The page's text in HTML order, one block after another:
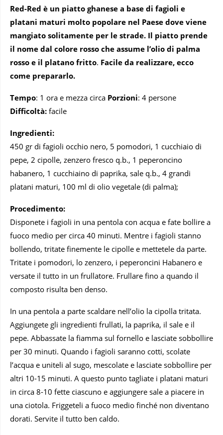
Red-Red è un piatto ghanese a base di fagioli e
platani maturi molto popolare nel Paese dove viene
mangiato solitamente per le strade. Il piatto prende
il nome dal colore rosso che assume l’olio di palma
rosso e il platano fritto. Facile da realizzare, ecco
come prepararlo.
Tempo: 1 ora e mezza circa Porzioni: 4 persone
Difficoltà: facile
Ingredienti:
450 gr di fagioli occhio nero, 5 pomodori, 1 cucchiaio di
pepe, 2 cipolle, zenzero fresco q.b., 1 peperoncino
habanero, 1 cucchiaino di paprika, sale q.b., 4 grandi
platani maturi, 100 ml di olio vegetale (di palma);
Procedimento:
Disponete i fagioli in una pentola con acqua e fate bollire a
fuoco medio per circa 40 minuti. Mentre i fagioli stanno
bollendo, tritate finemente le cipolle e mettetele da parte.
Tritate i pomodori, lo zenzero, i peperoncini Habanero e
versate il tutto in un frullatore. Frullare fino a quando il
composto risulta ben denso.
In una pentola a parte scaldare nell’olio la cipolla tritata.
Aggiungete gli ingredienti frullati, la paprika, il sale e il
pepe. Abbassate la fiamma sul fornello e lasciate sobbollire
per 30 minuti. Quando i fagioli saranno cotti, scolate
l’acqua e uniteli al sugo, mescolate e lasciate sobbollire per
altri 10-15 minuti. A questo punto tagliate i platani maturi
in circa 8-10 fette ciascuno e aggiungere sale a piacere in
una ciotola. Friggeteli a fuoco medio finché non diventano
dorati. Servite il tutto ben caldo.